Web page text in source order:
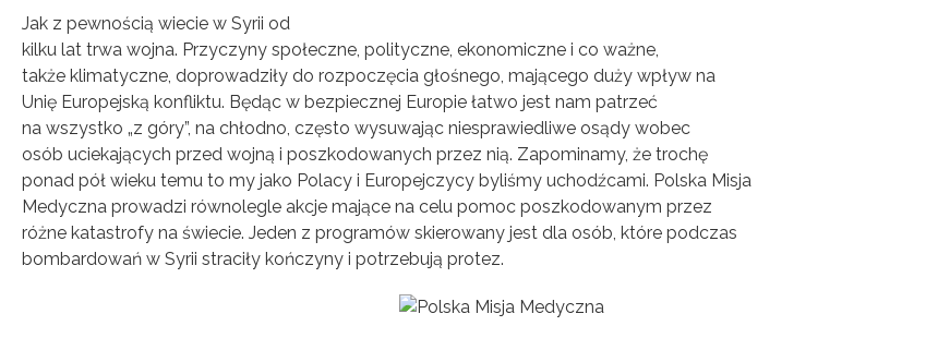
Jak z pewnością wiecie w Syrii od
kilku lat trwa wojna. Przyczyny społeczne, polityczne, ekonomiczne i co ważne,
także klimatyczne, doprowadziły do rozpoczęcia głośnego, mającego duży wpływ na
Unię Europejską konfliktu. Będąc w bezpiecznej Europie łatwo jest nam patrzeć
na wszystko „z góry”, na chłodno, często wysuwając niesprawiedliwe osądy wobec
osób uciekających przed wojną i poszkodowanych przez nią. Zapominamy, że trochę
ponad pół wieku temu to my jako Polacy i Europejczycy byliśmy uchodźcami. Polska Misja
Medyczna prowadzi równolegle akcje mające na celu pomoc poszkodowanym przez
różne katastrofy na świecie. Jeden z programów skierowany jest dla osób, które podczas
bombardowań w Syrii straciły kończyny i potrzebują protez.